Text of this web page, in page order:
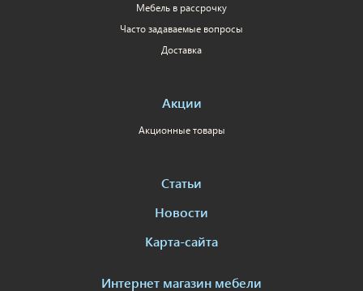
Мебель в рассрочку
Часто задаваемые вопросы
Доставка
Акции
Акционные товары
Статьи
Новости
Карта-сайта
Интернет магазин мебели